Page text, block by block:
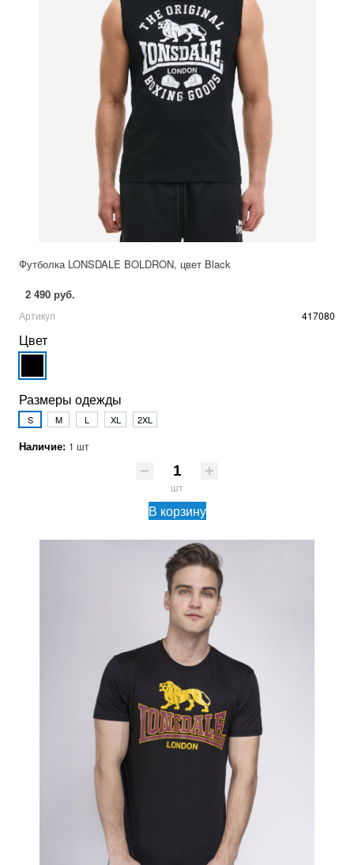
Футболка LONSDALE BOLDRON, цвет Black
2 490 руб.
Артикул 417080
Цвет
Размеры одежды
S M L XL 2XL
Наличие: 1 шт
шт
В корзину